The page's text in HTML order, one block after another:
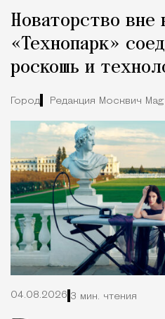
Новаторство вне
«Технопарк»
роскошь и
Город Редакция Москвич Mag
04.08.2026 3 мин. чтения